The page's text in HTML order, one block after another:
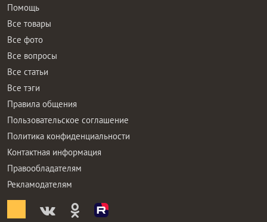
Помощь
Все товары
Все фото
Все вопросы
Все статьи
Все тэги
Правила общения
Пользовательское соглашение
Политика конфиденциальности
Контактная информация
Правообладателям
Рекламодателям